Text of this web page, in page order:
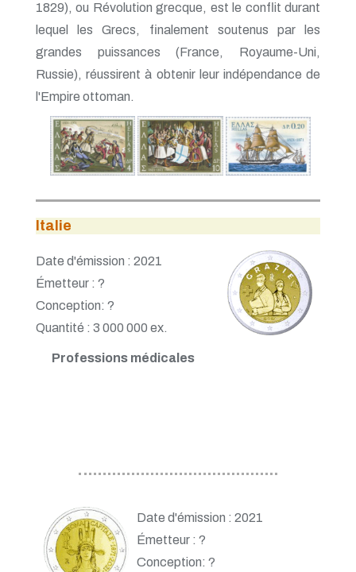
1829), ou Révolution grecque, est le conflit durant
lequel les Grecs, finalement soutenus par les
grandes puissances (France, Royaume-Uni,
Russie), réussirent à obtenir leur indépendance de
l'Empire ottoman.
Italie
Date d'émission : 2021
Émetteur : ?
Conception: ?
Quantité : 3 000 000 ex.
Professions médicales
Date d'émission : 2021
Émetteur : ?
Conception: ?